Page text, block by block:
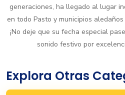
generaciones, ha llegado al lugar
en todo Pasto y municipios
¡No deje que su fecha especial
sonido festivo por
Explora Otras